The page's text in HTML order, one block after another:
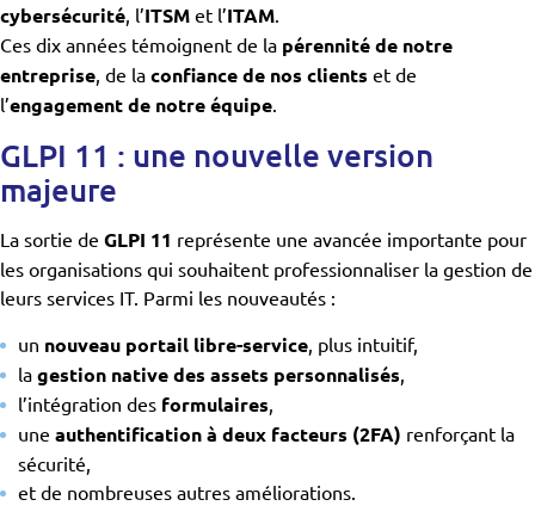
cybersécurité, l’ITSM et l’ITAM.
Ces dix années témoignent de la pérennité de notre
entreprise, de la confiance de nos clients et de
l’engagement de notre équipe.
GLPI 11 : une nouvelle version
majeure
La sortie de GLPI 11 représente une avancée importante pour
les organisations qui souhaitent professionnaliser la gestion de
leurs services IT. Parmi les nouveautés :
un nouveau portail libre-service, plus intuitif,
la gestion native des assets personnalisés,
l’intégration des formulaires,
une authentification à deux facteurs (2FA) renforçant la
sécurité,
et de nombreuses autres améliorations.